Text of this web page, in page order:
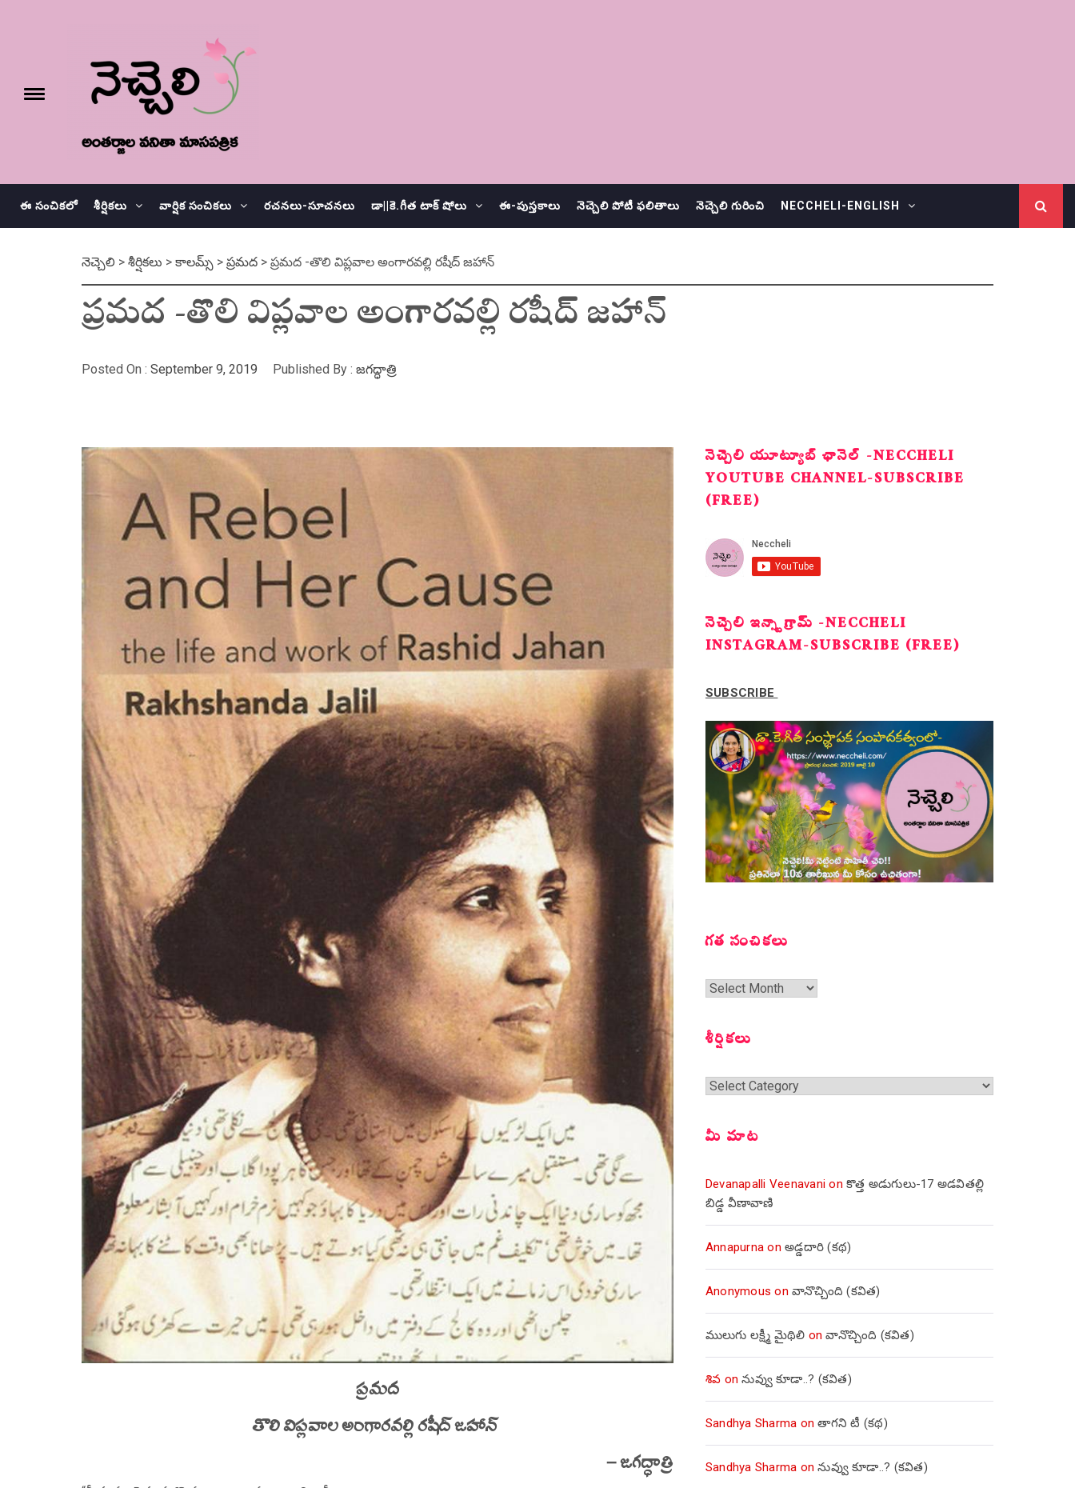
Toggle
ఈ సంచికలో శీర్షికలు వార్షిక సంచికలు రచనలు-సూచనలు డా||కె.గీత టాక్ షోలు ఈ-పుస్తకాలు నెచ్చెలి పోటీ ఫలితాలు నెచ్చెలి గురించి NECCHELI-ENGLISH
నెచ్చెలి > శీర్షికలు > కాలమ్స్ > ప్రమద > ప్రమద -తొలి విప్లవాల అంగారవల్లి రషీద్ జహాన్
ప్రమద -తొలి విప్లవాల అంగారవల్లి రషీద్ జహాన్
Posted On : September 9, 2019 Published By : జగద్ధాత్రి
ప్రమద
తొలి విప్లవాల అంగారవల్లి రషీద్ జహాన్
– జగద్ధాత్రి
నెచ్చెలి యూట్యూబ్ ఛానెల్ -NECCHELI
YOUTUBE CHANNEL-SUBSCRIBE
(FREE)
నెచ్చెలి ఇన్స్టాగ్రామ్ -NECCHELI
INSTAGRAM-SUBSCRIBE (FREE)
SUBSCRIBE
గత సంచికలు
గత
శీర్షికలు
శీర్షికలు
మీ మాట
Devanapalli Veenavani onకొత్త అడుగులు-17 అడవితల్లి
బిడ్డ వీణావాణి
Annapurna onఅడ్డదారి (కథ)
Anonymous onవానొచ్చింది (కవిత)
ములుగు లక్ష్మీ మైథిలి onవానొచ్చింది (కవిత)
శివ onనువ్వు కూడా..? (కవిత)
Sandhya Sharma onతాగని టీ (కథ)
Sandhya Sharma onనువ్వు కూడా..? (కవిత)